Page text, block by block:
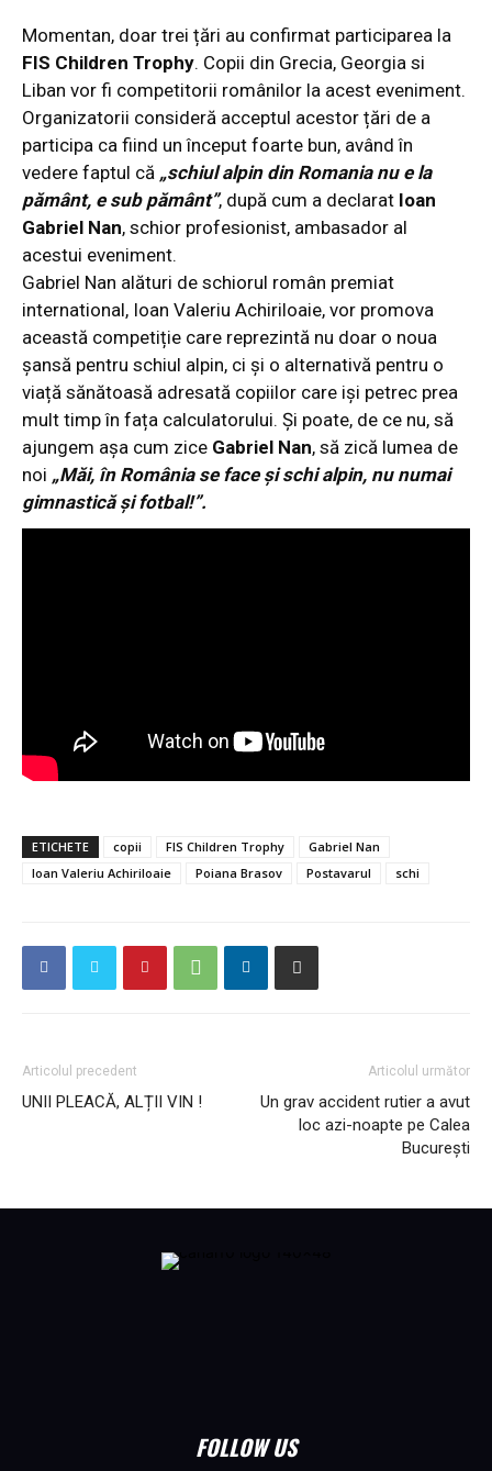
Momentan, doar trei țări au confirmat participarea la
FIS Children Trophy. Copii din Grecia, Georgia si
Liban vor fi competitorii românilor la acest eveniment.
Organizatorii consideră acceptul acestor țări de a
participa ca fiind un început foarte bun, având în
vedere faptul că „schiul alpin din Romania nu e la
pământ, e sub pământ”, după cum a declarat Ioan
Gabriel Nan, schior profesionist, ambasador al
acestui eveniment.
Gabriel Nan alături de schiorul român premiat
international, Ioan Valeriu Achiriloaie, vor promova
această competiție care reprezintă nu doar o noua
șansă pentru schiul alpin, ci și o alternativă pentru o
viață sănătoasă adresată copiilor care iși petrec prea
mult timp în fața calculatorului. Și poate, de ce nu, să
ajungem așa cum zice Gabriel Nan, să zică lumea de
noi „Măi, în România se face și schi alpin, nu numai
gimnastică și fotbal!”.
ETICHETE copii FIS Children Trophy
Gabriel Nan
Ioan Valeriu Achiriloaie
Poiana Brasov Postavarul schi
Articolul precedent
UNII PLEACĂ, ALȚII VIN !
Articolul următor
Un grav accident rutier a avut
loc azi-noapte pe Calea
București
FOLLOW US